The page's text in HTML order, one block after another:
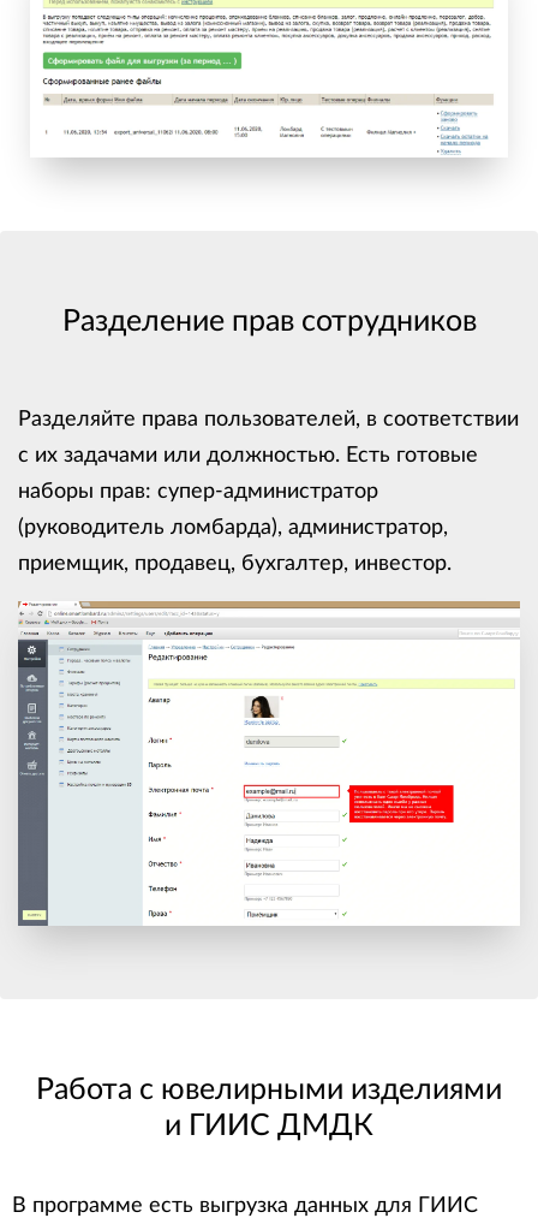
Разделение прав сотрудников
Разделяйте права пользователей, в соответствии
с их задачами или должностью. Есть готовые
наборы прав: супер-администратор
(руководитель ломбарда), администратор,
приемщик, продавец, бухгалтер, инвестор.
Работа с ювелирными изделиями
и ГИИС ДМДК
В программе есть выгрузка данных для ГИИС